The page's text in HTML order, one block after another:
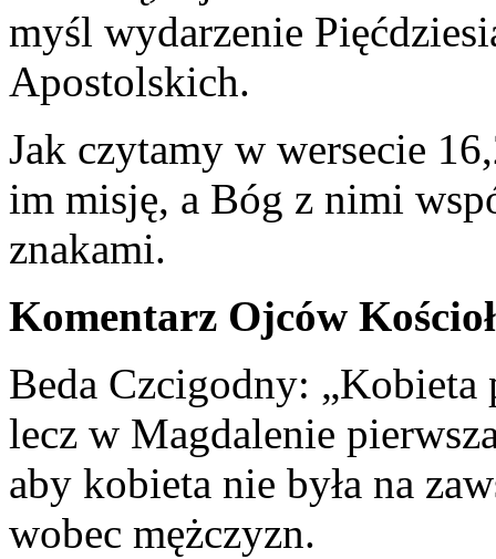
myśl wydarzenie
Apostolskich.
Jak czytamy w wersecie
im misję, a Bóg z nimi
znakami.
Komentarz Ojców
Beda Czcigodny: „Kobieta
lecz w Magdalenie
aby kobieta nie była na
wobec mężczyzn.